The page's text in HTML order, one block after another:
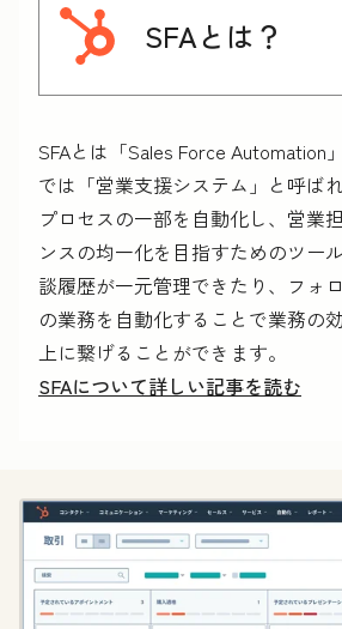
SFAとは？
SFAとは「Sales Force Automation
では「営業支援システム」と呼ば
プロセスの一部を自動化し、営業
ンスの均一化を目指すためのツー
談履歴が一元管理できたり、フォ
の業務を自動化することで業務の
上に繋げることができます。
SFAについて詳しい記事を読む